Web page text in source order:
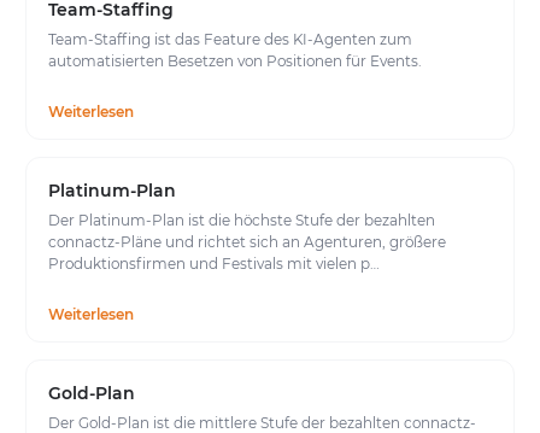
Team-Staffing
Team-Staffing ist das Feature des KI-Agenten zum
automatisierten Besetzen von Positionen für Events.
Weiterlesen
Platinum-Plan
Der Platinum-Plan ist die höchste Stufe der bezahlten
connactz-Pläne und richtet sich an Agenturen, größere
Produktionsfirmen und Festivals mit vielen p…
Weiterlesen
Gold-Plan
Der Gold-Plan ist die mittlere Stufe der bezahlten connactz-